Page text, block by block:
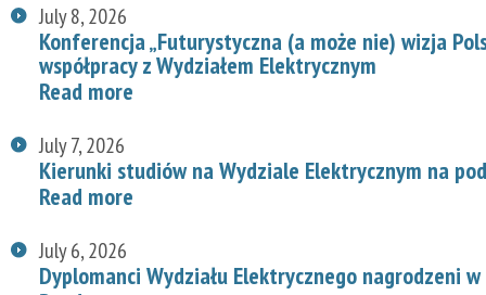
July 8, 2026
Konferencja „Futurystyczna (a może nie) wizja
współpracy z Wydziałem Elektrycznym
Read more
July 7, 2026
Kierunki studiów na Wydziale Elektrycznym na
Read more
July 6, 2026
Dyplomanci Wydziału Elektrycznego nagrodzeni